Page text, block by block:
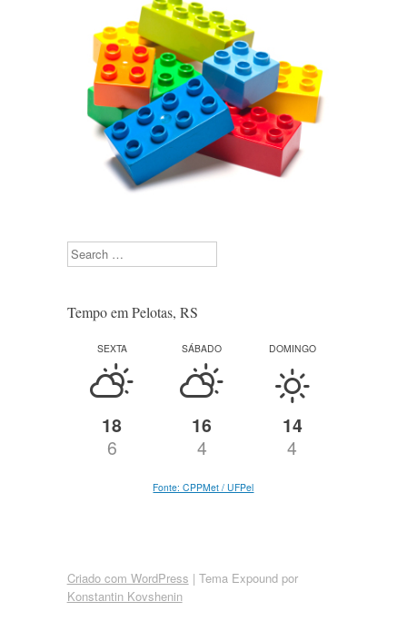
Search
Tempo em Pelotas, RS
SEXTA
18
6
SÁBADO
16
4
DOMINGO
14
4
Fonte: CPPMet / UFPel
Criado com WordPress | Tema Expound por
Konstantin Kovshenin